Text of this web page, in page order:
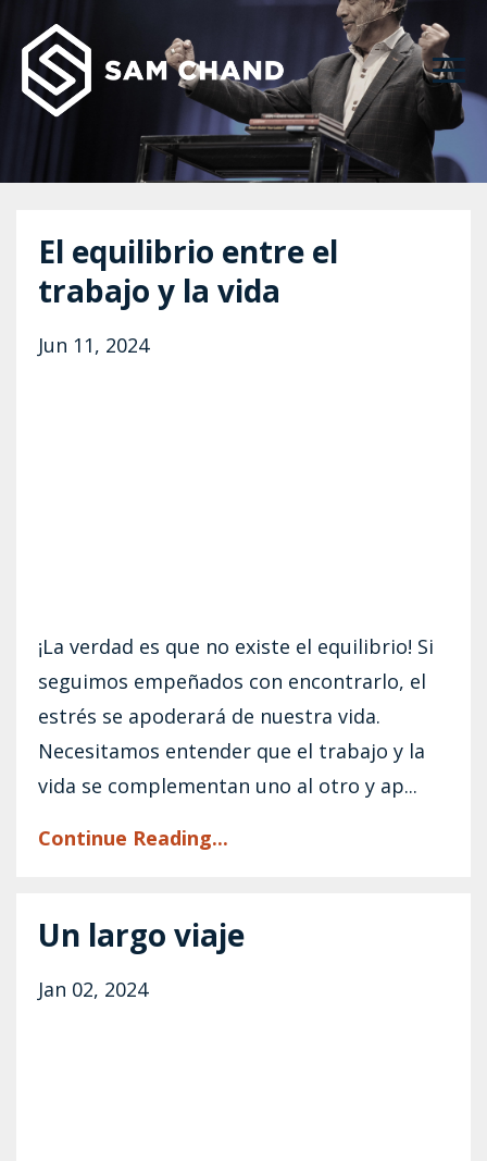
El equilibrio entre el
trabajo y la vida
Jun 11, 2024
¡La verdad es que no existe el equilibrio! Si
seguimos empeñados con encontrarlo, el
estrés se apoderará de nuestra vida.
Necesitamos entender que el trabajo y la
vida se complementan uno al otro y ap...
Continue Reading...
Un largo viaje
Jan 02, 2024